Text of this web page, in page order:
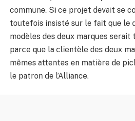
commune. Si ce projet devait se
toutefois insisté sur le fait que le
modèles des deux marques
parce que la clientèle des deux
mêmes attentes en matière de
le patron de l’Alliance.